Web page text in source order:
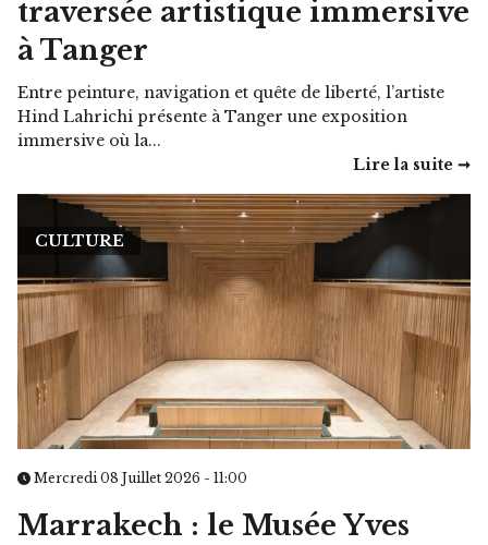
traversée artistique immersive
à Tanger
Entre peinture, navigation et quête de liberté, l’artiste
Hind Lahrichi présente à Tanger une exposition
immersive où la...
Lire la suite ➞
CULTURE
Mercredi 08 Juillet 2026 - 11:00
Marrakech : le Musée Yves